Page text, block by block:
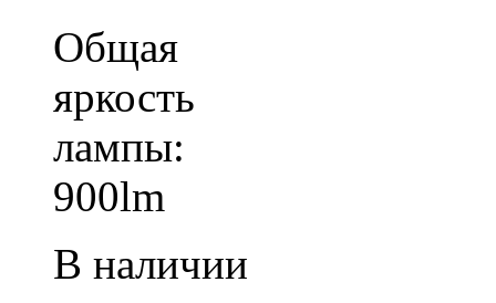
Общая
яркость
лампы:
900lm
В наличии